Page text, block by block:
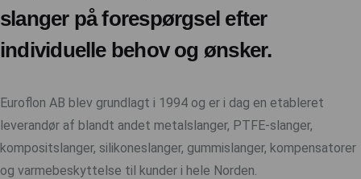
slanger på forespørgsel efter
individuelle behov og ønsker.
Euroflon AB blev grundlagt i 1994 og er i dag en etableret
leverandør af blandt andet metalslanger, PTFE-slanger,
kompositslanger, silikoneslanger, gummislanger, kompensatorer
og varmebeskyttelse til kunder i hele Norden.